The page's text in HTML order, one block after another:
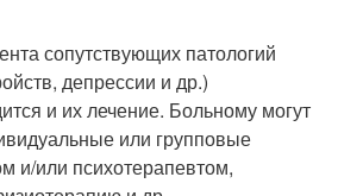
сопутствующих патологий
депрессии и др.)
и их лечение. Больному могут
или групповые
и/или психотерапевтом,